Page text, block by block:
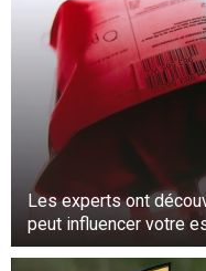
Les experts ont
peut influencer votre